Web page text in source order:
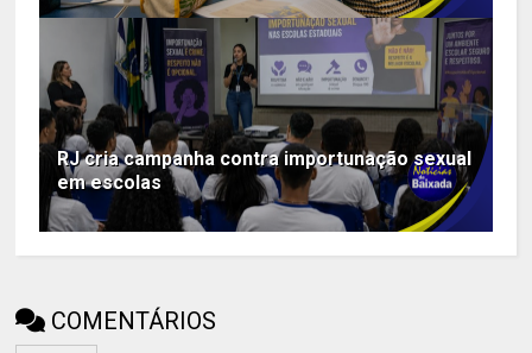
RJ cria campanha contra importunação sexual
em escolas
COMENTÁRIOS